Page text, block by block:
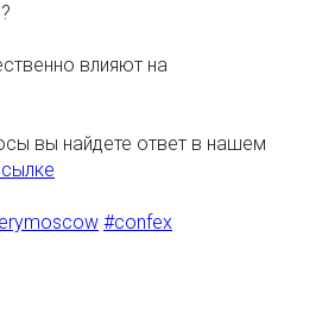
влияют на
вы найдете ответ в нашем
#confex